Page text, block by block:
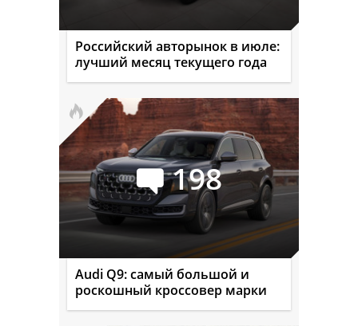
Российский авторынок в июле:
лучший месяц текущего года
198
Audi Q9: самый большой и
роскошный кроссовер марки